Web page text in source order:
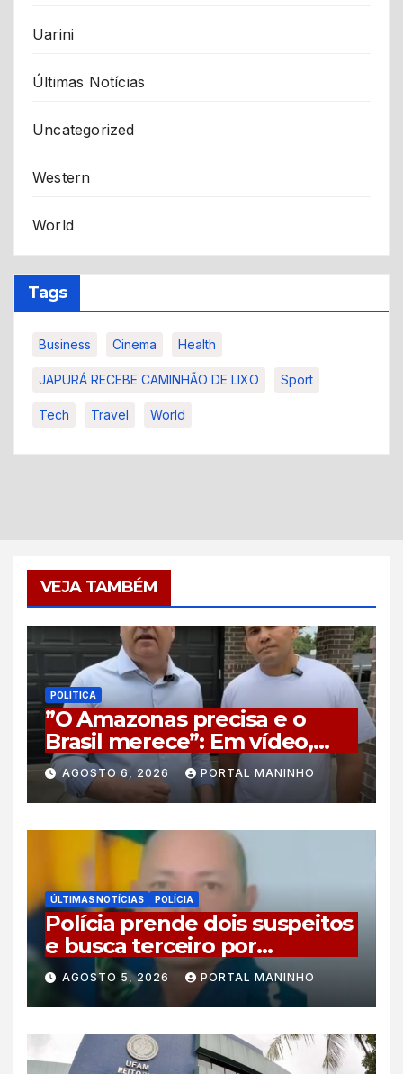
Uarini
Últimas Notícias
Uncategorized
Western
World
Tags
Business Cinema Health
JAPURÁ RECEBE CAMINHÃO DE LIXO Sport
Tech Travel World
VEJA TAMBÉM
POLÍTICA
”O Amazonas precisa e o
Brasil merece”: Em vídeo,
vice de Flávio Bolsonaro
declara apoio a Coronel
Rosses
AGOSTO 6, 2026 PORTAL MANINHO
ÚLTIMAS NOTÍCIAS POLÍCIA
Polícia prende dois suspeitos
e busca terceiro por
homicídio de guarda
municipal em Tabatinga
AGOSTO 5, 2026 PORTAL MANINHO